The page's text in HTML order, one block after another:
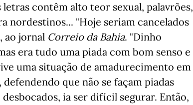
contêm alto teor sexual, palavrões,
nordestinos... "Hoje seriam cancelados
ao jornal Correio da Bahia. "Dinho
era tudo uma piada com bom senso e
uma situação de amadurecimento em
que não se façam piadas
ia ser difícil segurar. Então,